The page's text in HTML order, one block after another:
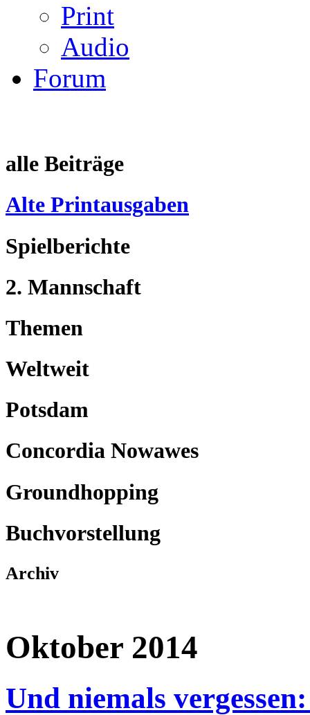
Print
Audio
Forum
alle Beiträge
Alte Printausgaben
Spielberichte
2. Mannschaft
Themen
Weltweit
Potsdam
Concordia Nowawes
Groundhopping
Buchvorstellung
Archiv
Oktober 2014
Und niemals